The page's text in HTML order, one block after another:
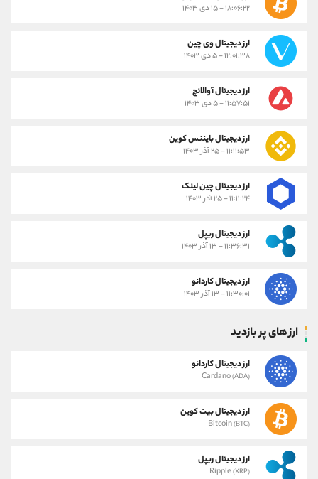
۱۸:۰۶:۲۲ - ۱۵ دی ۱۴۰۳
ارز دیجیتال وی چین
۱۲:۰۱:۳۸ - ۵ دی ۱۴۰۳
ارز دیجیتال آوالانچ
۱۱:۵۷:۵۱ - ۵ دی ۱۴۰۳
ارز دیجیتال بایننس کوین
۱۱:۱۱:۵۳ - ۲۵ آذر ۱۴۰۳
ارز دیجیتال چین لینک
۱۱:۱۱:۲۴ - ۲۵ آذر ۱۴۰۳
ارز دیجیتال ریپل
۱۱:۳۶:۳۱ - ۱۳ آذر ۱۴۰۳
ارز دیجیتال کاردانو
۱۱:۳۰:۰۱ - ۱۳ آذر ۱۴۰۳
ارز های پر بازدید
ارز دیجیتال کاردانو
Cardano(ADA)
ارز دیجیتال بیت کوین
Bitcoin(BTC)
ارز دیجیتال ریپل
Ripple(XRP)